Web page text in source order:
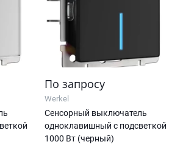
По запросу
Werkel
Сенсорный выключатель
одноклавишный с подсветкой
1000 Вт (черный)